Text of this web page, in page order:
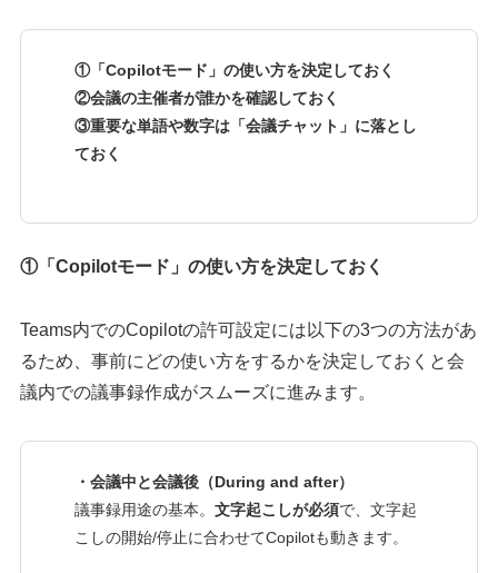
①「Copilotモード」の使い方を決定しておく
②会議の主催者が誰かを確認しておく
③重要な単語や数字は「会議チャット」に落とし
ておく
①「Copilotモード」の使い方を決定しておく
Teams内でのCopilotの許可設定には以下の3つの方法があ
るため、事前にどの使い方をするかを決定しておくと会
議内での議事録作成がスムーズに進みます。
・会議中と会議後（During and after）
議事録用途の基本。文字起こしが必須で、文字起
こしの開始/停止に合わせてCopilotも動きます。